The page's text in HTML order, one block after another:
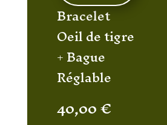
Bracelet
Oeil de tigre
+ Bague
Réglable
40,00€